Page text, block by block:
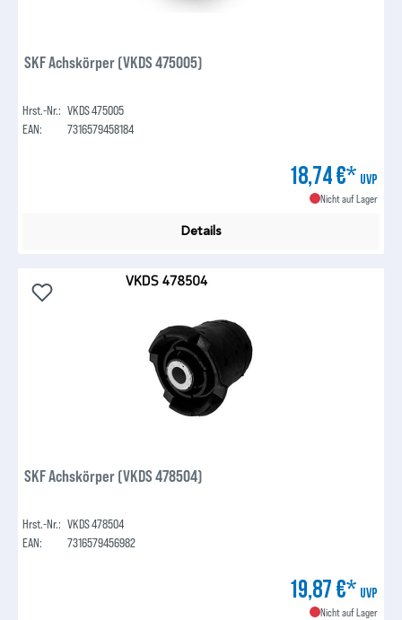
SKF Achskörper (VKDS 475005)
Hrst.-Nr.: VKDS 475005
EAN:
7316579458184
18,74 €* UVP
Nicht auf Lager
Details
SKF Achskörper (VKDS 478504)
Hrst.-Nr.: VKDS 478504
EAN:
7316579456982
19,87 €* UVP
Nicht auf Lager